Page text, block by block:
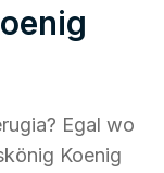
Egal wo
Koenig